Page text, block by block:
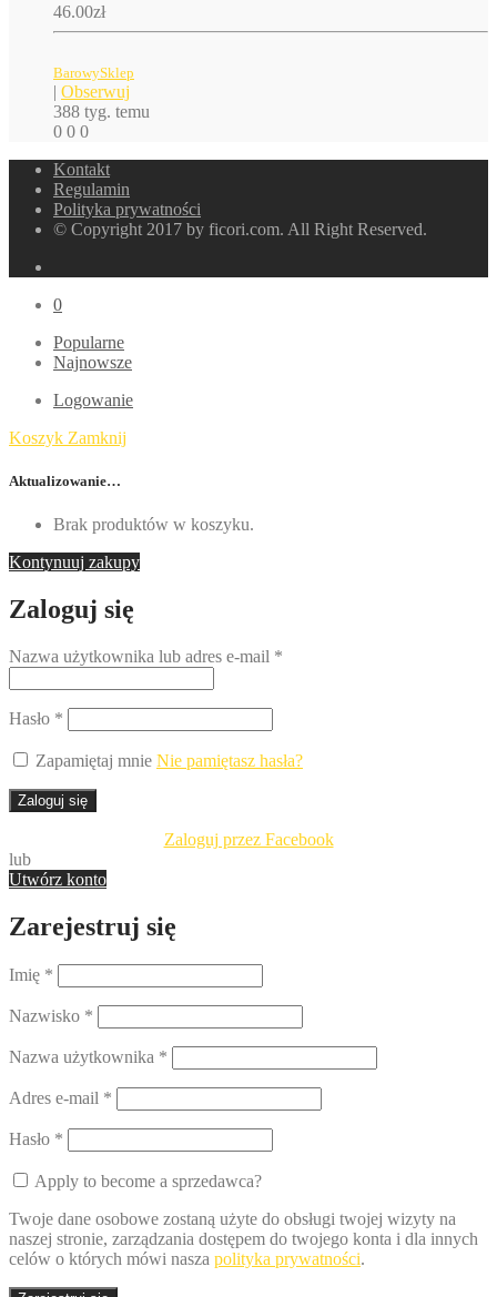
46.00zł
BarowySklep
| Obserwuj
388 tyg. temu
0 0 0
Kontakt
Regulamin
Polityka prywatności
© Copyright 2017 by ficori.com. All Right Reserved.
0
Popularne
Najnowsze
Logowanie
Koszyk Zamknij
Aktualizowanie…
Brak produktów w koszyku.
Kontynuuj zakupy
Zaloguj się
Nazwa użytkownika lub adres e-mail *
Hasło *
Zapamiętaj mnie Nie pamiętasz hasła?
Zaloguj się
Zaloguj przez Facebook
lub
Utwórz konto
Zarejestruj się
Imię *
Nazwisko *
Nazwa użytkownika *
Adres e-mail *
Hasło *
Apply to become a sprzedawca?
Twoje dane osobowe zostaną użyte do obsługi twojej wizyty na
naszej stronie, zarządzania dostępem do twojego konta i dla innych
celów o których mówi nasza polityka prywatności.